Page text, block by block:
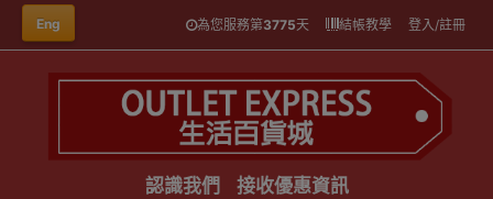
Eng 為您服務第3775天 結帳教學 登入/註冊
認識我們 接收優惠資訊